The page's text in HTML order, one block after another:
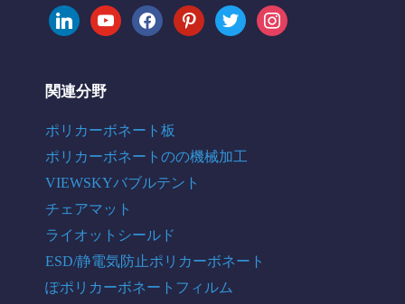
linkedinyoutubefacebookpinteresttwitter instagram
関連分野
ポリカーボネート板
ポリカーボネートのの機械加工
VIEWSKYバブルテント
チェアマット
ライオットシールド
ESD/静電気防止ポリカーボネート
ぽポリカーボネートフィルム